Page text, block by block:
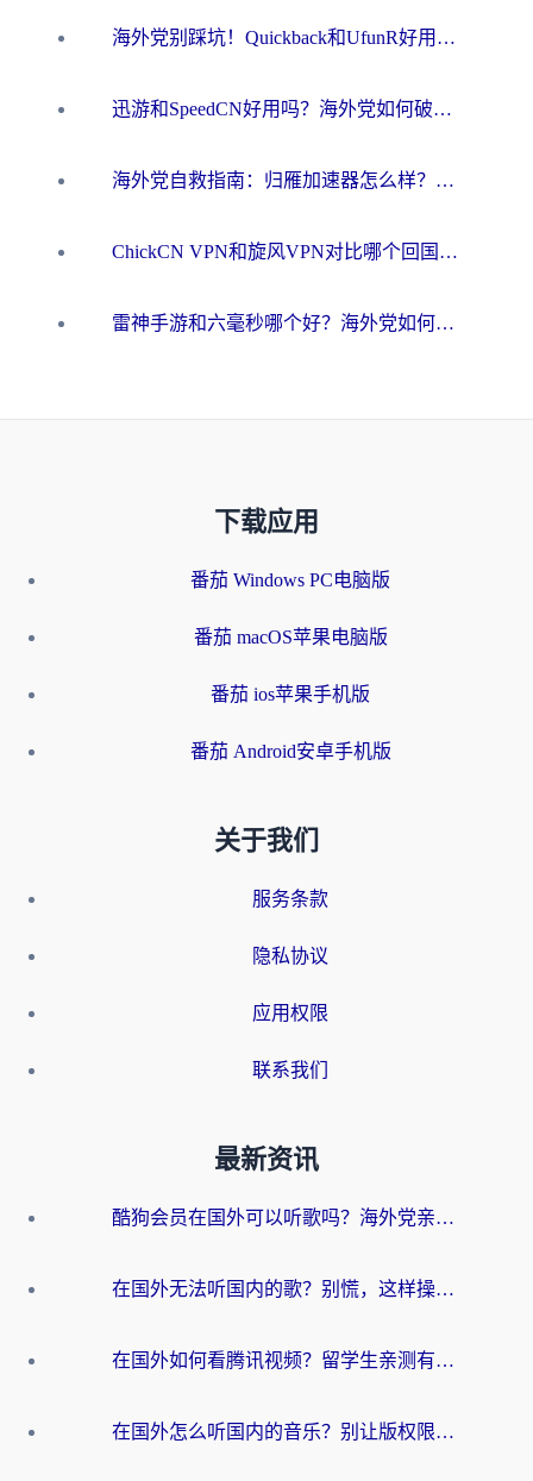
海外党别踩坑！Quickback和UfunR好用吗？选对回国加速器才能无缝刷国内资源
迅游和SpeedCN好用吗？海外党如何破解那道看不见的墙
海外党自救指南：归雁加速器怎么样？教你避开坑实现国内资源无缝访问
ChickCN VPN和旋风VPN对比哪个回国效果更好？海外用户的选择困境与出路
雷神手游和六毫秒哪个好？海外党如何真正解锁国内资源
下载应用
番茄 Windows PC电脑版
番茄 macOS苹果电脑版
番茄 ios苹果手机版
番茄 Android安卓手机版
关于我们
服务条款
隐私协议
应用权限
联系我们
最新资讯
酷狗会员在国外可以听歌吗？海外党亲测有效：3步解决音乐权限难题
在国外无法听国内的歌？别慌，这样操作就能畅听QQ音乐（附亲测加速器推荐）
在国外如何看腾讯视频？留学生亲测有效的回国加速方案
在国外怎么听国内的音乐？别让版权限制断了你的华语歌单